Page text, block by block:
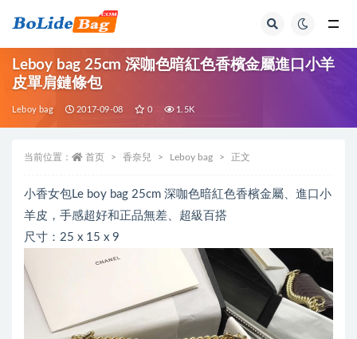
Leboy bag 25cm 深咖色暗紅色香檳金屬進口小羊
皮單肩鏈條包
Leboy bag 2017-09-08 0 1.5K
当前位置： 首页 香奈兒 Leboy bag 正文
小香女包Le boy bag 25cm 深咖色暗紅色香檳金屬、進口小
羊皮，手感超好和正品無差、超級百搭
尺寸：25 x 15 x 9